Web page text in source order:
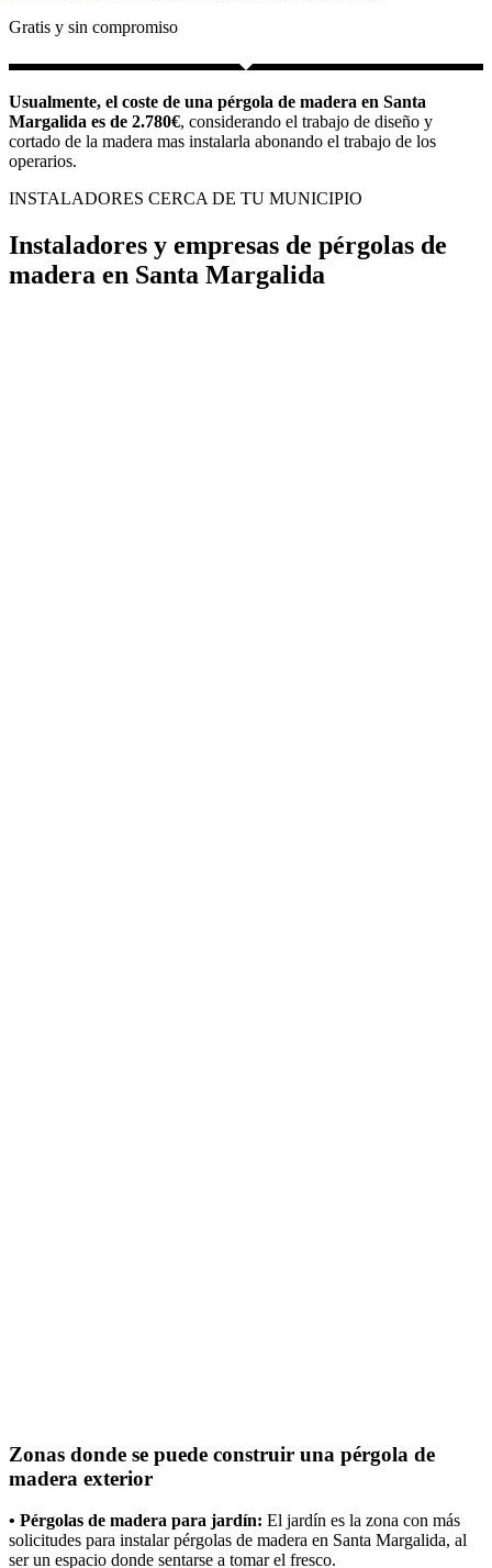
Gratis y sin compromiso
Usualmente, el coste de una pérgola de madera en Santa
Margalida es de 2.780€, considerando el trabajo de diseño y
cortado de la madera mas instalarla abonando el trabajo de los
operarios.
INSTALADORES CERCA DE TU MUNICIPIO
Instaladores y empresas de pérgolas de
madera en Santa Margalida
Zonas donde se puede construir una pérgola de
madera exterior
• Pérgolas de madera para jardín: El jardín es la zona con más
solicitudes para instalar pérgolas de madera en Santa Margalida, al
ser un espacio donde sentarse a tomar el fresco.